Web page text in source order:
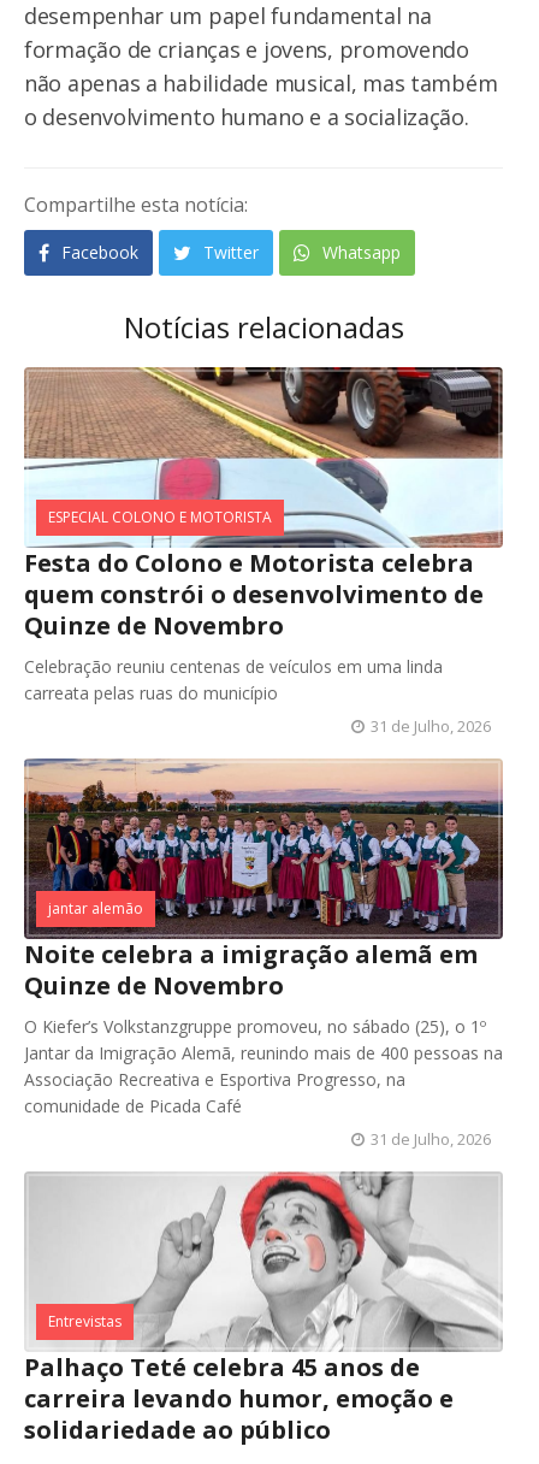
desempenhar um papel fundamental na
formação de crianças e jovens, promovendo
não apenas a habilidade musical, mas também
o desenvolvimento humano e a socialização.
Compartilhe esta notícia:
Facebook Twitter Whatsapp
Notícias relacionadas
ESPECIAL COLONO E MOTORISTA
Festa do Colono e Motorista celebra
quem constrói o desenvolvimento de
Quinze de Novembro
Celebração reuniu centenas de veículos em uma linda
carreata pelas ruas do município
31 de Julho, 2026
jantar alemão
Noite celebra a imigração alemã em
Quinze de Novembro
O Kiefer’s Volkstanzgruppe promoveu, no sábado (25), o 1º
Jantar da Imigração Alemã, reunindo mais de 400 pessoas na
Associação Recreativa e Esportiva Progresso, na
comunidade de Picada Café
31 de Julho, 2026
Entrevistas
Palhaço Teté celebra 45 anos de
carreira levando humor, emoção e
solidariedade ao público